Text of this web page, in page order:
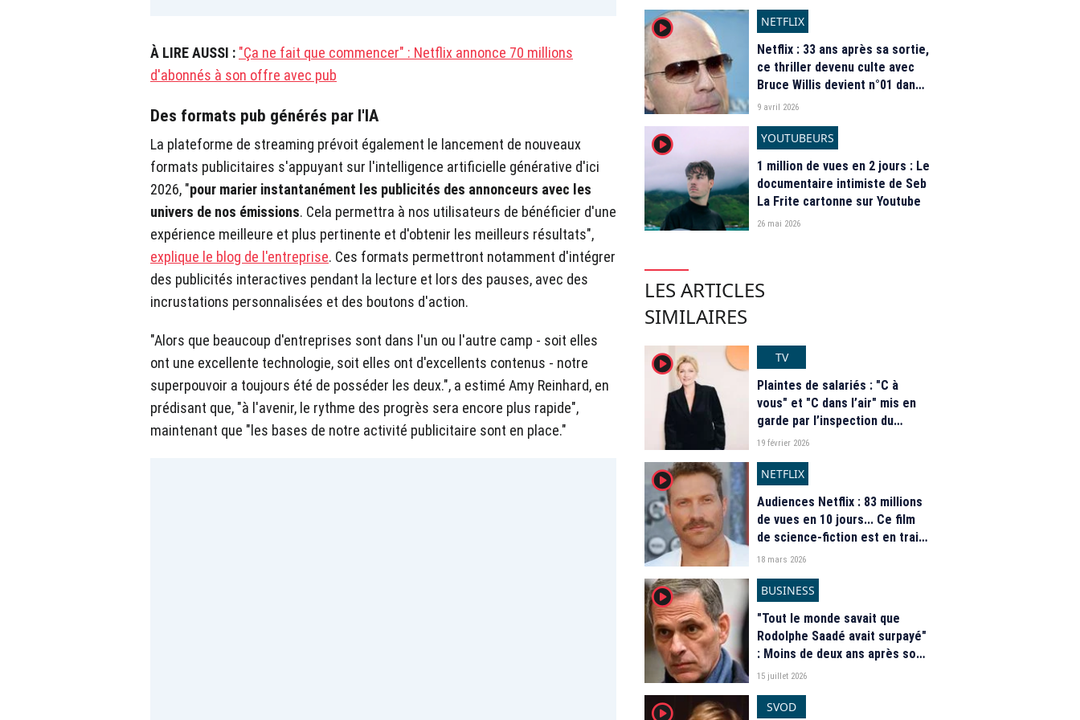
À LIRE AUSSI : "Ça ne fait que commencer" : Netflix annonce 70 millions
d'abonnés à son offre avec pub
Des formats pub générés par l'IA
La plateforme de streaming prévoit également le lancement de nouveaux
formats publicitaires s'appuyant sur l'intelligence artificielle générative d'ici
2026, "pour marier instantanément les publicités des annonceurs avec les
univers de nos émissions. Cela permettra à nos utilisateurs de bénéficier d'une
expérience meilleure et plus pertinente et d'obtenir les meilleurs résultats",
explique le blog de l'entreprise. Ces formats permettront notamment d'intégrer
des publicités interactives pendant la lecture et lors des pauses, avec des
incrustations personnalisées et des boutons d'action.
"Alors que beaucoup d'entreprises sont dans l'un ou l'autre camp - soit elles
ont une excellente technologie, soit elles ont d'excellents contenus - notre
superpouvoir a toujours été de posséder les deux.", a estimé Amy Reinhard, en
prédisant que, "à l'avenir, le rythme des progrès sera encore plus rapide",
maintenant que "les bases de notre activité publicitaire sont en place."
player2
NETFLIX
Netflix : 33 ans après sa sortie,
ce thriller devenu culte avec
Bruce Willis devient n°01 dans
le monde
9 avril 2026
player2
YOUTUBEURS
1 million de vues en 2 jours : Le
documentaire intimiste de Seb
La Frite cartonne sur Youtube
26 mai 2026
LES ARTICLES
SIMILAIRES
player2
TV
Plaintes de salariés : "C à
vous" et "C dans l’air" mis en
garde par l’inspection du
travail pour recours abusif à
19 février 2026
player2
NETFLIX
Audiences Netflix : 83 millions
de vues en 10 jours... Ce film
de science-fiction est en train
de devenir un phénomène
18 mars 2026
player2
BUSINESS
"Tout le monde savait que
Rodolphe Saadé avait surpayé"
: Moins de deux ans après son
rachat par CMA CGM, le
de la moitié de sa valeur
15 juillet 2026
player2 SVOD